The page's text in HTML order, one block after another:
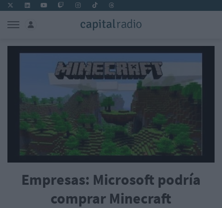
Empresas: Microsoft podría
comprar Minecraft